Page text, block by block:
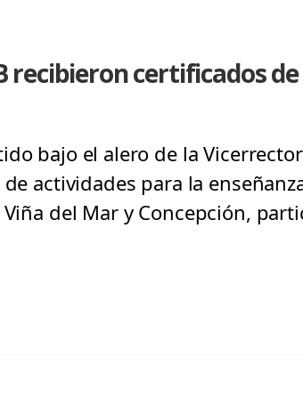
recibieron certificados
bajo el alero de la
actividades para la
del Mar y Concepción,